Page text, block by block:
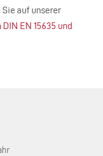
auf unserer
EN 15635 und